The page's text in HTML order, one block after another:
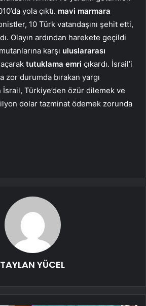
yola çıktı. mavi marmara
10 Türk vatandaşını şehit etti,
Olayın ardından harekete geçildi
karşı uluslararası
tutuklama emri çıkardı. İsrail’i
zor durumda bırakan yargı
İsrail, Türkiye’den özür dilemek ve
dolar tazminat ödemek zorunda
TAYLAN YÜCEL